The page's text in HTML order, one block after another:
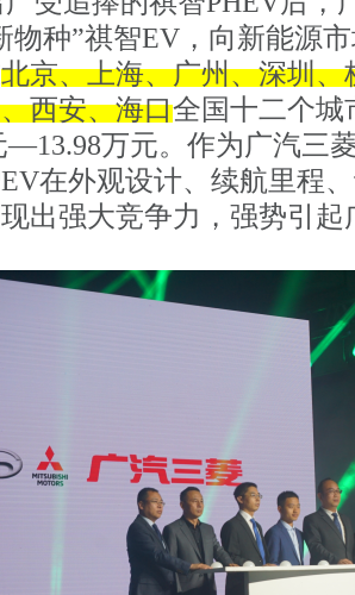
物种”祺智EV，向新能源
北京、上海、广州、深圳
西安、海口全国十二个城
—13.98万元。作为广汽三
在外观设计、续航里程
出强大竞争力，强势引